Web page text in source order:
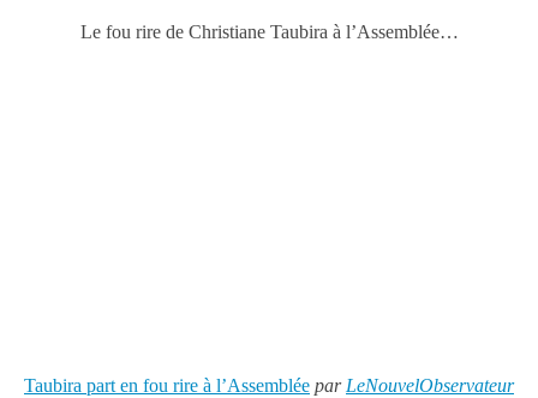
Le fou rire de Christiane Taubira à l’Assemblée…
Taubira part en fou rire à l’Assemblée parLeNouvelObservateur